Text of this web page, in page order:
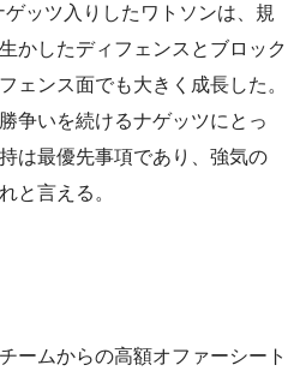
ッツ入りしたワトソンは、規
かしたディフェンスとブロック
ェンス面でも大きく成長した。
争いを続けるナゲッツにとっ
は最優先事項であり、強気の
と言える。
ームからの高額オファーシート